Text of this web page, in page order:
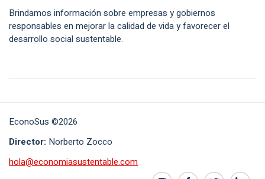
Brindamos información sobre empresas y gobiernos
responsables en mejorar la calidad de vida y favorecer el
desarrollo social sustentable.
EconoSus ©2026
Director: Norberto Zocco
hola@economiasustentable.com